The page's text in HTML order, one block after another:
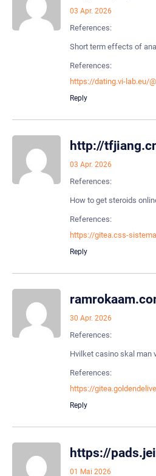
03 Apr. 2026
References:
Short term effects of
References:
https://dating.vi-lab.eu/
Reply
http://
03 Apr. 2026
References:
How to get steroids
References:
https://gitea.css-
Reply
30 Apr. 2026
References:
Hvilket casino skal man
References:
https://
Reply
https://
01 Mai 2026